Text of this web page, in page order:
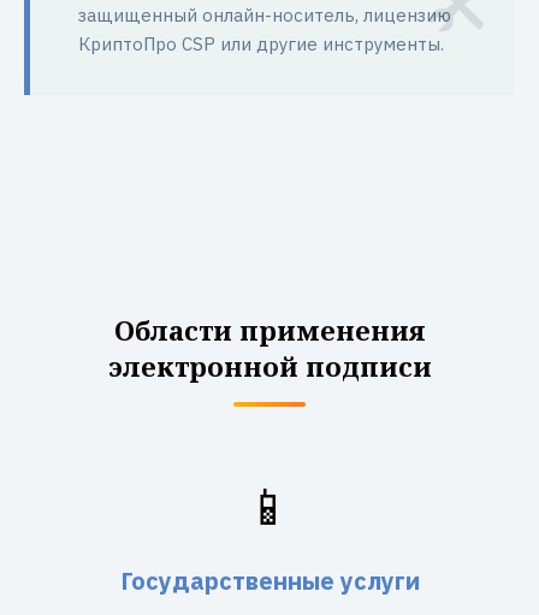
защищенный онлайн-носитель, лицензию
КриптоПро CSP или другие инструменты.
Области применения
электронной подписи
📱
Государственные услуги